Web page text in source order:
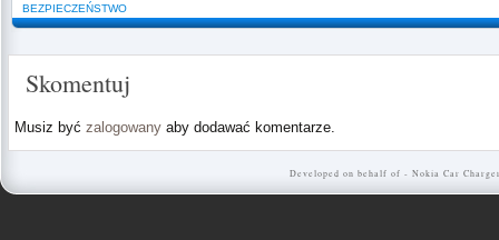
BEZPIECZEŃSTWO
Skomentuj
Musiz być zalogowany aby dodawać komentarze.
Developed on behalf of - Nokia Car